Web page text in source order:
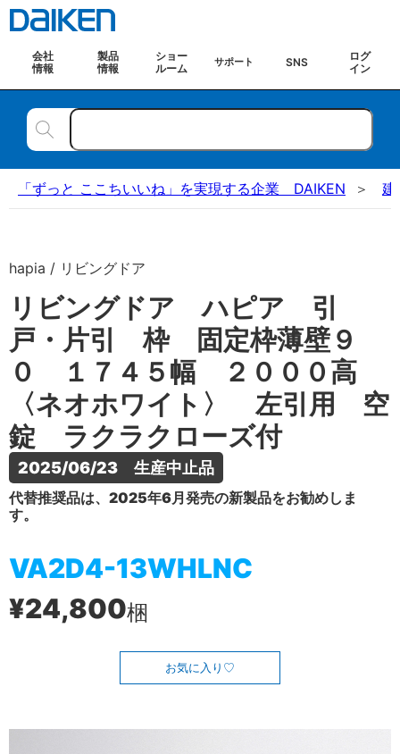
会社
情報
製品
情報
ショー
ルーム
サポート SNS
ログ
イン
「ずっと ここちいいね」を実現する企業 DAIKEN 建
hapia / リビングドア
リビングドア ハピア 引
戸・片引 枠 固定枠薄壁９
０ １７４５幅 ２０００高
〈ネオホワイト〉 左引用 空
錠 ラクラクローズ付
2025/06/23　生産中止品
代替推奨品は、2025年6月発売の新製品をお勧めしま
す。
VA2D4-13WHLNC
¥24,800梱
お気に入り